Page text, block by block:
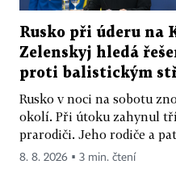
Rusko při úderu na
Zelenskyj hledá
proti balistickým
Rusko v noci na sobotu
okolí. Při útoku zahynul
prarodiči. Jeho rodiče a
8. 8. 2026 ▪ 3 min. čtení